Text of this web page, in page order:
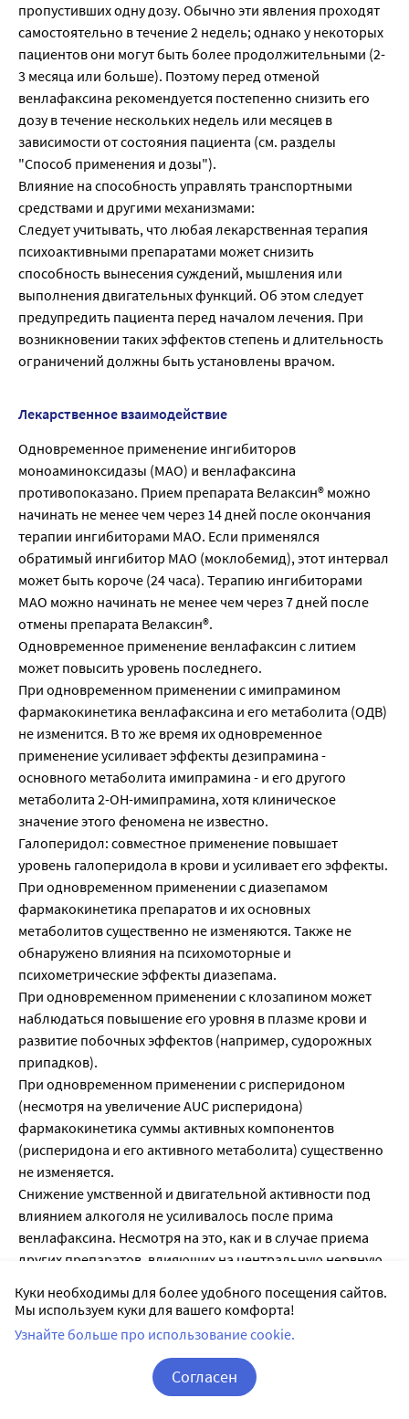
пропустивших одну дозу. Обычно эти явления проходят
самостоятельно в течение 2 недель; однако у некоторых
пациентов они могут быть более продолжительными (2-
3 месяца или больше). Поэтому перед отменой
венлафаксина рекомендуется постепенно снизить его
дозу в течение нескольких недель или месяцев в
зависимости от состояния пациента (см. разделы
"Способ применения и дозы").
Влияние на способность управлять транспортными
средствами и другими механизмами:
Следует учитывать, что любая лекарственная терапия
психоактивными препаратами может снизить
способность вынесения суждений, мышления или
выполнения двигательных функций. Об этом следует
предупредить пациента перед началом лечения. При
возникновении таких эффектов степень и длительность
ограничений должны быть установлены врачом.
Лекарственное взаимодействие
Одновременное применение ингибиторов
моноаминоксидазы (МАО) и венлафаксина
противопоказано. Прием препарата Велаксин® можно
начинать не менее чем через 14 дней после окончания
терапии ингибиторами МАО. Если применялся
обратимый ингибитор МАО (моклобемид), этот интервал
может быть короче (24 часа). Терапию ингибиторами
МАО можно начинать не менее чем через 7 дней после
отмены препарата Велаксин®.
Одновременное применение венлафаксин с литием
может повысить уровень последнего.
При одновременном применении с имипрамином
фармакокинетика венлафаксина и его метаболита (ОДВ)
не изменится. В то же время их одновременное
применение усиливает эффекты дезипрамина -
основного метаболита имипрамина - и его другого
метаболита 2-ОН-имипрамина, хотя клиническое
значение этого феномена не известно.
Галоперидол: совместное применение повышает
уровень галоперидола в крови и усиливает его эффекты.
При одновременном применении с диазепамом
фармакокинетика препаратов и их основных
метаболитов существенно не изменяются. Также не
обнаружено влияния на психомоторные и
психометрические эффекты диазепама.
При одновременном применении с клозапином может
наблюдаться повышение его уровня в плазме крови и
развитие побочных эффектов (например, судорожных
припадков).
При одновременном применении с рисперидоном
(несмотря на увеличение AUC рисперидона)
фармакокинетика суммы активных компонентов
(рисперидона и его активного метаболита) существенно
не изменяется.
Снижение умственной и двигательной активности под
влиянием алкоголя не усиливалось после прима
венлафаксина. Несмотря на это, как и в случае приема
других препаратов, влияющих на центральную нервную
рекомендуется употребление алкогольных напитков.
На фоне приема венлафаксина следует соблюдать
особую осторожность при электросудорожной терапии,
так как опыт применения венлафаксина в этих условиях
Куки необходимы для более удобного посещения сайтов.
Мы используем куки для вашего комфорта!
Узнайте больше про использование cookie.
Согласен